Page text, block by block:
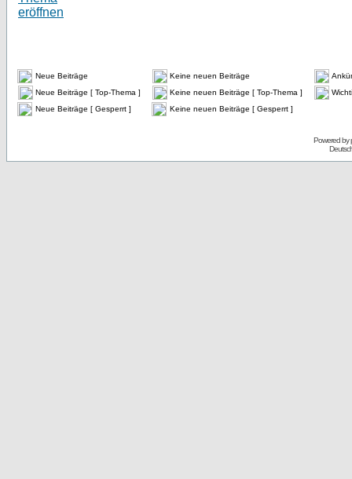
Neue Beiträge Keine neuen Beiträge
Neue Beiträge [ Top-Thema ]
Keine neuen Beiträge [ Top-Thema ]
Neue Beiträge [ Gesperrt ]
Keine neuen Beiträge [ Gesperrt ]
Powered by